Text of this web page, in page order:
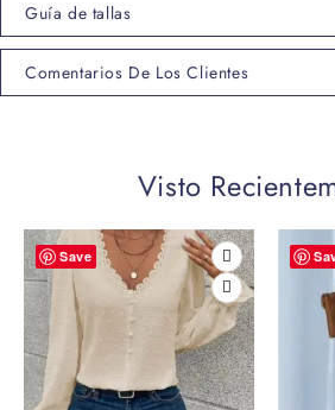
Guía de tallas
Comentarios De Los Clientes
Visto
Save